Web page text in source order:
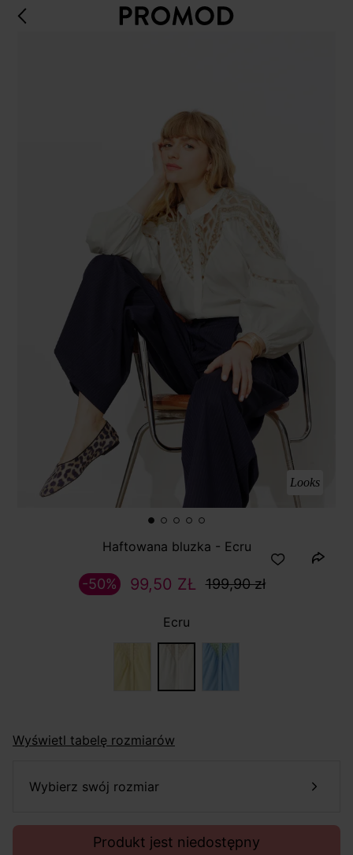
Looks
Haftowana bluzka - Ecru
99,50 ZŁ 199,90 zł
-50%
Ecru
Wyświetl tabelę rozmiarów
wybierz swój rozmiar
Produkt jest niedostępny